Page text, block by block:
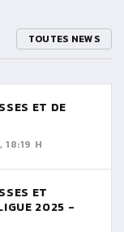
TOUTES NEWS
ET DE
18:19 H
ET
2025 -